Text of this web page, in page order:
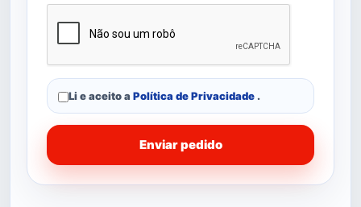
Li e aceito a Política de Privacidade .
Enviar pedido